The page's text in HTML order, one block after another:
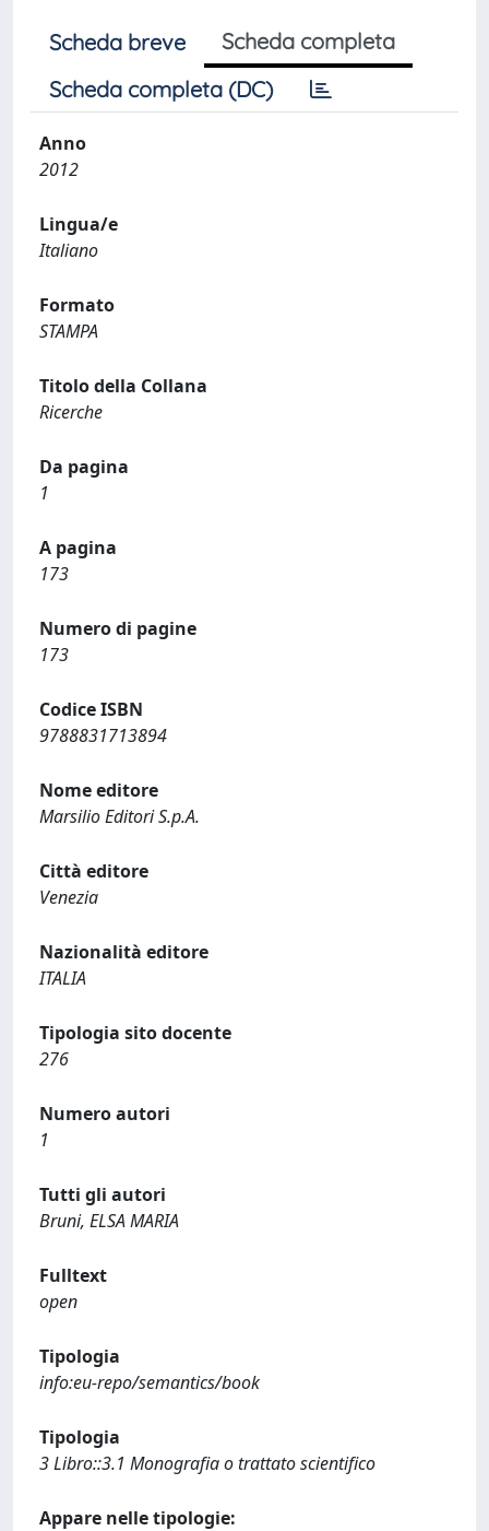
Scheda breve
Scheda completa
Scheda completa (DC)
Anno
2012
Lingua/e
Italiano
Formato
STAMPA
Titolo della Collana
Ricerche
Da pagina
1
A pagina
173
Numero di pagine
173
Codice ISBN
9788831713894
Nome editore
Marsilio Editori S.p.A.
Città editore
Venezia
Nazionalità editore
ITALIA
Tipologia sito docente
276
Numero autori
1
Tutti gli autori
Bruni, ELSA MARIA
Fulltext
open
Tipologia
info:eu-repo/semantics/book
Tipologia
3 Libro::3.1 Monografia o trattato scientifico
Appare nelle tipologie: